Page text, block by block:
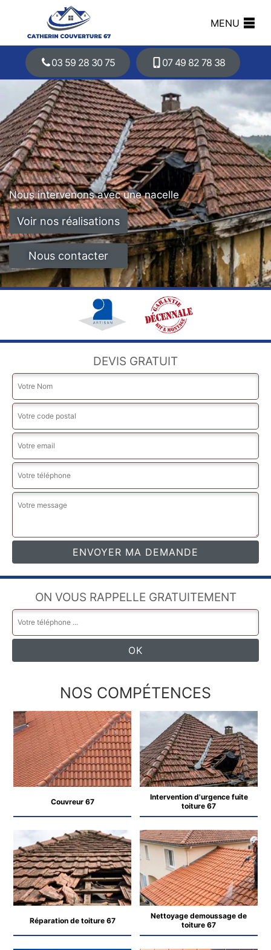
MENU
03 59 28 30 75 07 49 82 78 38
Nous intervenons avec une nacelle
Voir nos réalisations
Nous contacter
DEVIS GRATUIT
ON VOUS RAPPELLE GRATUITEMENT
NOS COMPÉTENCES
Couvreur 67
Intervention d'urgence fuite
toiture 67
Réparation de toiture 67
Nettoyage demoussage de
toiture 67